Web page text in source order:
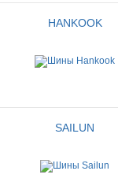
HANKOOK
SAILUN